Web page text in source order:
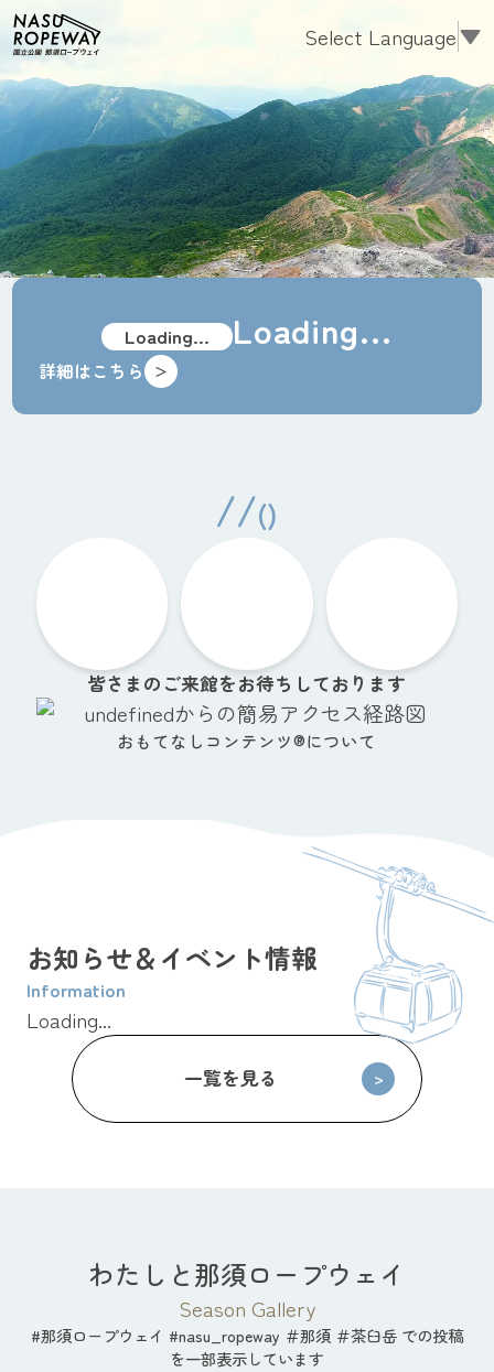
Select Language▼
Loading... Loading...
詳細はこちら
おもてなしコンテンツ®について
皆さまのご来館をお待ちしております
お知らせ＆ イベント情報
Information
Loading...
一覧を見る
わたしと那須ロープウェイ
Season Gallery
#那須ロープウェイ #nasu_ropeway ＃那須 ＃茶臼岳 での投稿
を一部表示しています